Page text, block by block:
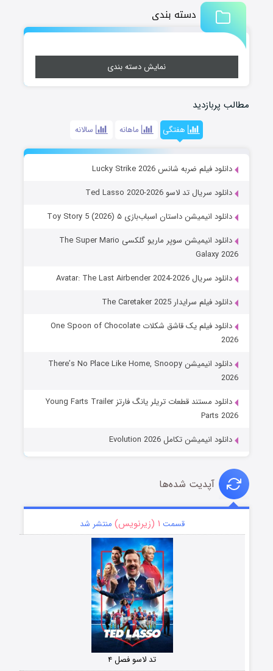
دسته بندی
نمایش دسته بندی
مطالب پربازدید
هفتگی ماهانه سالانه
دانلود فیلم ضربه شانس Lucky Strike 2026
دانلود سریال تد لاسو Ted Lasso 2020-2026
دانلود انیمیشن داستان اسباب‌بازی ۵ Toy Story 5 (2026)
دانلود انیمیشن سوپر ماریو گلکسی The Super Mario
Galaxy 2026
دانلود سریال Avatar: The Last Airbender 2024-2026
دانلود فیلم سرایدار The Caretaker 2025
دانلود فیلم یک قاشق شکلات One Spoon of Chocolate
2026
دانلود انیمیشن There’s No Place Like Home, Snoopy
2026
دانلود مستند قطعات تریلر یانگ فارتز Young Farts Trailer
Parts 2026
دانلود انیمیشن تکامل Evolution 2026
آپدیت شده‌ها
قسمت ۱ (زیرنویس) منتشر شد
تد لاسو فصل ۴